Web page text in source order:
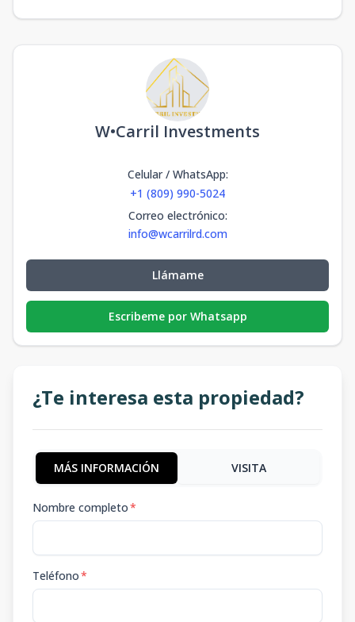
W•Carril Investments
Celular / WhatsApp:
+1 (809) 990-5024
Correo electrónico:
info@wcarrilrd.com
Llámame
Escribeme por Whatsapp
¿Te interesa esta propiedad?
MÁS INFORMACIÓN VISITA
Nombre completo*
Teléfono*